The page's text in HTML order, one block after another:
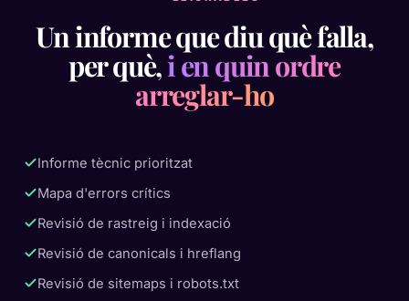
Un informe que diu què falla,
per què,i en quin ordre
arreglar-ho
Informe tècnic prioritzat
Mapa d'errors crítics
Revisió de rastreig i indexació
Revisió de canonicals i hreflang
Revisió de sitemaps i robots.txt